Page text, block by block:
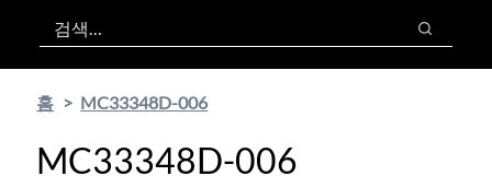
검색
검색
홈 MC33348D-006
MC33348D-006